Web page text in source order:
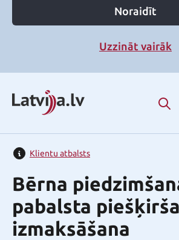
Noraidīt
Uzzināt vairāk
Klientu atbalsts
Bērna
pabalsta
izmaksāšana